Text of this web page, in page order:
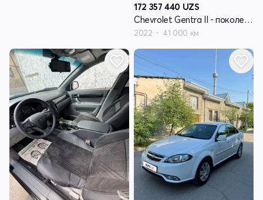
172 357 440 UZS
Chevrolet Gentra II - поколение
2022 41 000 км